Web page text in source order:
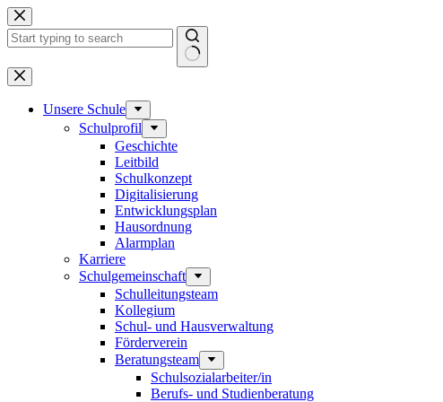
Zum
Inhalt
springen
Keine
Ergebnisse
Unsere Schule
Schulprofil
Geschichte
Leitbild
Schulkonzept
Digitalisierung
Entwicklungsplan
Hausordnung
Alarmplan
Karriere
Schulgemeinschaft
Schulleitungsteam
Kollegium
Schul- und Hausverwaltung
Förderverein
Beratungsteam
Schulsozialarbeiter/in
Berufs- und Studienberatung